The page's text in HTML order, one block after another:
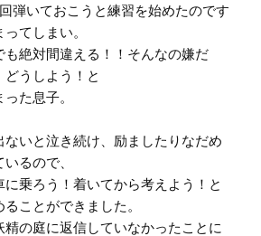
弾いておこうと練習を始めたのです
てしまい。
も絶対間違える！！そんなの嫌だ
うしよう！と
た息子。
ないと泣き続け、励ましたりなだめ
るので、
乗ろう！着いてから考えよう！と
ことができました。
の庭に返信していなかったことに